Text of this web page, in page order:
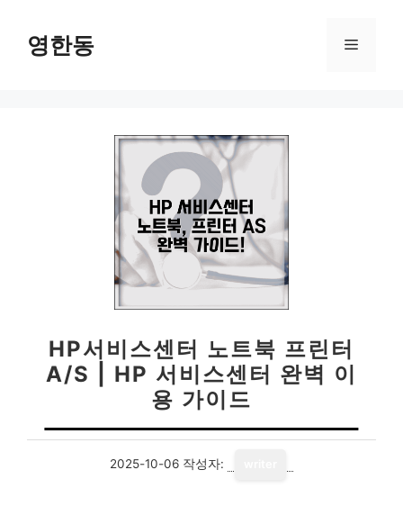
영한동 메
HP서비스센터 노트북 프린터
A/S | HP 서비스센터 완벽 이
용 가이드
2025-10-06 작성자: